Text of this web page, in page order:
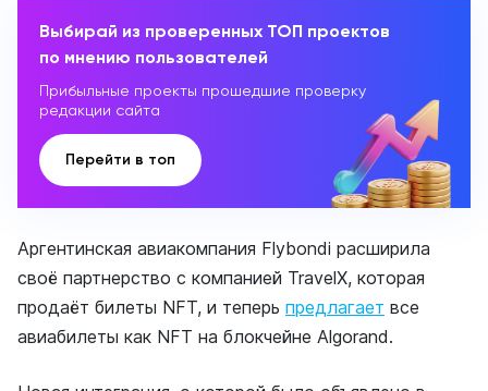
Выбирай из проверенных ТОП проектов
по мнению пользователей
Прибыльные проекты прошедшие проверку
редакции сайта
Перейти в топ
Аргентинская авиакомпания Flybondi расширила
своё партнерство с компанией TravelX, которая
продаёт билеты NFT, и теперь предлагает все
авиабилеты как NFT на блокчейне Algorand.